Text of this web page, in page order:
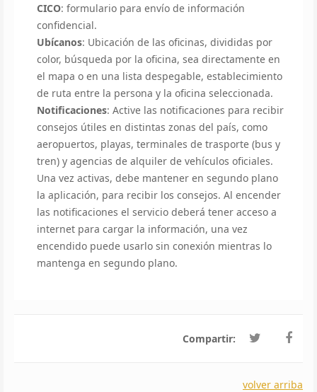
CICO: formulario para envío de información
confidencial.
Ubícanos: Ubicación de las oficinas, divididas por
color, búsqueda por la oficina, sea directamente en
el mapa o en una lista despegable, establecimiento
de ruta entre la persona y la oficina seleccionada.
Notificaciones: Active las notificaciones para recibir
consejos útiles en distintas zonas del país, como
aeropuertos, playas, terminales de trasporte (bus y
tren) y agencias de alquiler de vehículos oficiales.
Una vez activas, debe mantener en segundo plano
la aplicación, para recibir los consejos. Al encender
las notificaciones el servicio deberá tener acceso a
internet para cargar la información, una vez
encendido puede usarlo sin conexión mientras lo
mantenga en segundo plano.
Compartir:
volver arriba